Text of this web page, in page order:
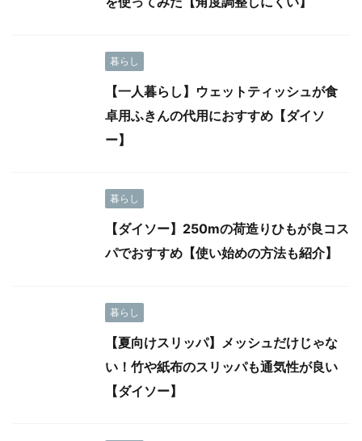
【ダイソー】物撮りにスマホ用ミニ三脚
暮らし
【一人暮らし】ウェットティッシュが食
卓用ふきんの代用におすすめ【ダイソ
暮らし
【ダイソー】250mの荷造りひもが良コス
暮らし
【夏向けスリッパ】メッシュだけじゃな
い！竹や紙布のスリッパも通気性が良い